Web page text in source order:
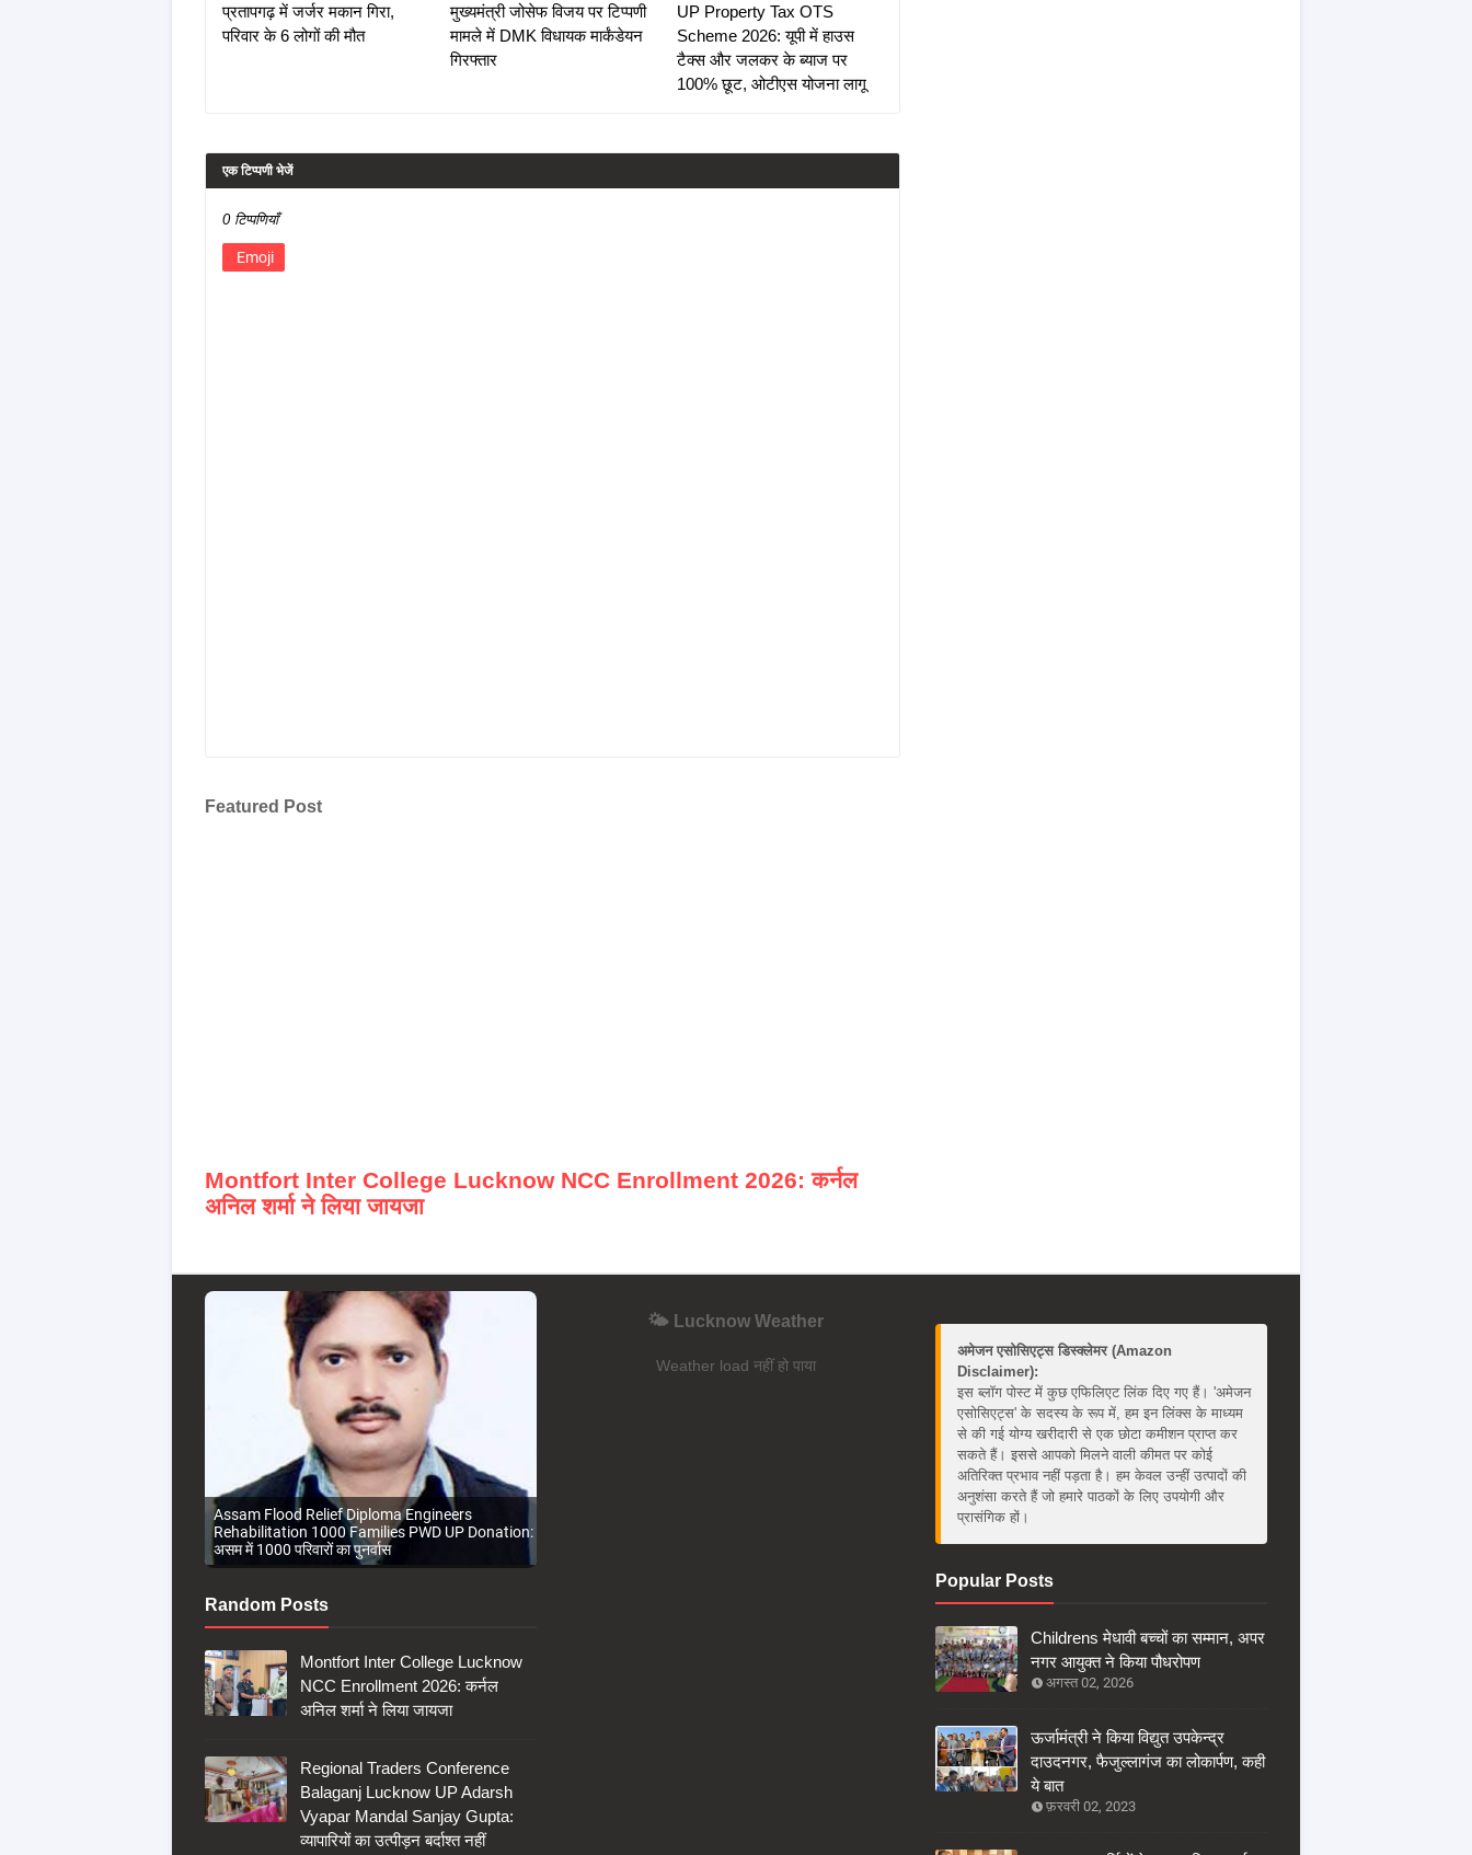
प्रतापगढ़ में जर्जर मकान गिरा,
परिवार के 6 लोगों की मौत
मुख्यमंत्री जोसेफ विजय पर टिप्पणी
मामले में DMK विधायक मार्कंडेयन
गिरफ्तार
UP Property Tax OTS
Scheme 2026: यूपी में हाउस
टैक्स और जलकर के ब्याज पर
100% छूट, ओटीएस योजना लागू
एक टिप्पणी भेजें
0 टिप्पणियाँ
Emoji
Featured Post
Montfort Inter College Lucknow NCC Enrollment 2026: कर्नल
अनिल शर्मा ने लिया जायजा
Assam Flood Relief Diploma Engineers
Rehabilitation 1000 Families PWD UP Donation:
असम में 1000 परिवारों का पुनर्वास
Random Posts
Montfort Inter College Lucknow
NCC Enrollment 2026: कर्नल
अनिल शर्मा ने लिया जायजा
Regional Traders Conference
Balaganj Lucknow UP Adarsh
Vyapar Mandal Sanjay Gupta:
व्यापारियों का उत्पीड़न बर्दाश्त नहीं
🌤️ Lucknow Weather
Weather load नहीं हो पाया
अमेजन एसोसिएट्स डिस्क्लेमर (Amazon
Disclaimer):
इस ब्लॉग पोस्ट में कुछ एफिलिएट लिंक दिए गए हैं। 'अमेजन
एसोसिएट्स' के सदस्य के रूप में, हम इन लिंक्स के माध्यम
से की गई योग्य खरीदारी से एक छोटा कमीशन प्राप्त कर
सकते हैं। इससे आपको मिलने वाली कीमत पर कोई
अतिरिक्त प्रभाव नहीं पड़ता है। हम केवल उन्हीं उत्पादों की
अनुशंसा करते हैं जो हमारे पाठकों के लिए उपयोगी और
प्रासंगिक हों।
Popular Posts
Childrens मेधावी बच्चों का सम्मान, अपर
नगर आयुक्त ने किया पौधरोपण
अगस्त 02, 2026
ऊर्जामंत्री ने किया विद्युत उपकेन्द्र
दाउदनगर, फैजुल्लागंज का लोकार्पण, कही
ये बात
फ़रवरी 02, 2023